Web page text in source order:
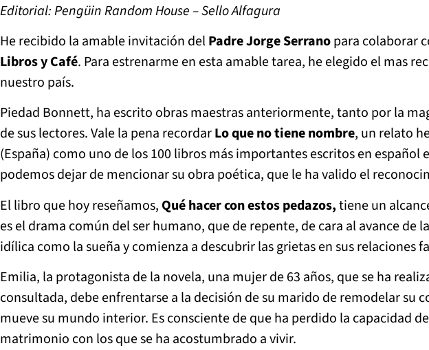
Editorial: Pengüin Random House – Sello Alfagura
He recibido la amable invitación delPadre Jorge Serranopara colaborar
Libros y Café. Para estrenarme en esta amable tarea, he elegido el mas
nuestro país.
Piedad Bonnett, ha escrito obras maestras anteriormente, tanto por la
de sus lectores. Vale la pena recordarLo que no tiene nombre, un relato
(España) como uno de los 100 libros más importantes escritos en
podemos dejar de mencionar su obra poética, que le ha valido el
El libro que hoy reseñamos, Qué hacer con estos pedazos,tiene un
es el drama común del ser humano, que de repente, de cara al avance
idílica como la sueña y comienza a descubrir las grietas en sus relaciones
Emilia, la protagonista de la novela, una mujer de 63 años, que se ha
consultada, debe enfrentarse a la decisión de su marido de remodelar su
mueve su mundo interior. Es consciente de que ha perdido la capacidad
matrimonio con los que se ha acostumbrado a vivir.